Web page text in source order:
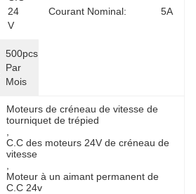
24
V
Courant Nominal: 5A
500pcs
Par
Mois
Moteurs de créneau de vitesse de
tourniquet de trépied
C.C des moteurs 24V de créneau de
vitesse
Moteur à un aimant permanent de
C.C 24v